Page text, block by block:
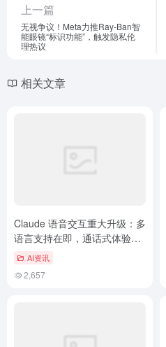
上一篇
无视争议！Meta力推Ray-Ban智
能眼镜“标识功能”，触发隐私伦
理热议
相关文章
Claude 语音交互重大升级：多
语言支持在即，通话式体验即
将登场
AI资讯
2,657